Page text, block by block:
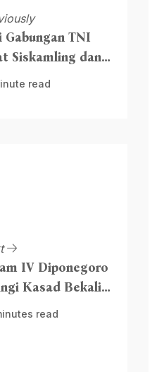
Gabungan TNI
Siskamling dan
read
IV Diponegoro
Kasad Bekali
Akmil Siapkan
TNI AD Menuju
read